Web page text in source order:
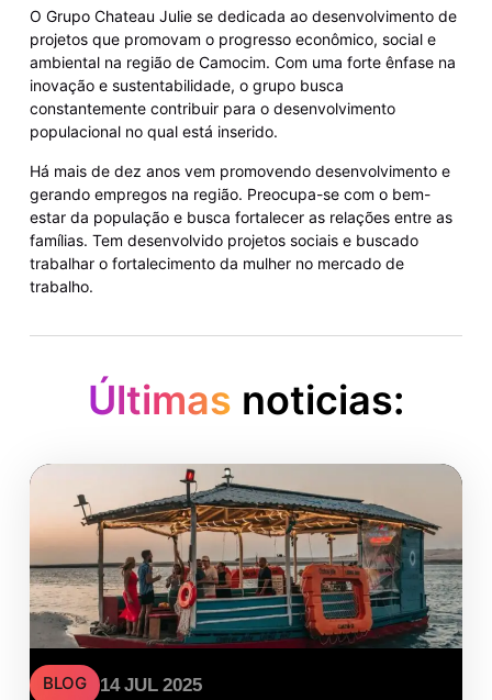
O Grupo Chateau Julie se dedicada ao desenvolvimento de
projetos que promovam o progresso econômico, social e
ambiental na região de Camocim. Com uma forte ênfase na
inovação e sustentabilidade, o grupo busca
constantemente contribuir para o desenvolvimento
populacional no qual está inserido.
Há mais de dez anos vem promovendo desenvolvimento e
gerando empregos na região. Preocupa-se com o bem-
estar da população e busca fortalecer as relações entre as
famílias. Tem desenvolvido projetos sociais e buscado
trabalhar o fortalecimento da mulher no mercado de
trabalho.
Últimas noticias:
BLOG 14 JUL 2025